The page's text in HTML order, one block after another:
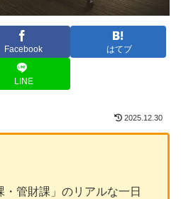
Facebook はてブ
LINE
2025.12.30
・管財課」のリアルな一日